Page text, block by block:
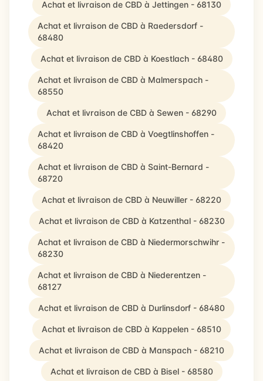
Achat et livraison de CBD à Jettingen - 68130
Achat et livraison de CBD à Raedersdorf -
68480
Achat et livraison de CBD à Koestlach - 68480
Achat et livraison de CBD à Malmerspach -
68550
Achat et livraison de CBD à Sewen - 68290
Achat et livraison de CBD à Voegtlinshoffen -
68420
Achat et livraison de CBD à Saint-Bernard -
68720
Achat et livraison de CBD à Neuwiller - 68220
Achat et livraison de CBD à Katzenthal - 68230
Achat et livraison de CBD à Niedermorschwihr -
68230
Achat et livraison de CBD à Niederentzen -
68127
Achat et livraison de CBD à Durlinsdorf - 68480
Achat et livraison de CBD à Kappelen - 68510
Achat et livraison de CBD à Manspach - 68210
Achat et livraison de CBD à Bisel - 68580